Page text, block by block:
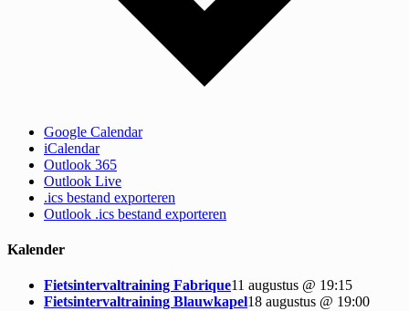
Google Calendar
iCalendar
Outlook 365
Outlook Live
.ics bestand exporteren
Outlook .ics bestand exporteren
Kalender
Fietsintervaltraining Fabrique11 augustus @ 19:15
Fietsintervaltraining Blauwkapel18 augustus @ 19:00